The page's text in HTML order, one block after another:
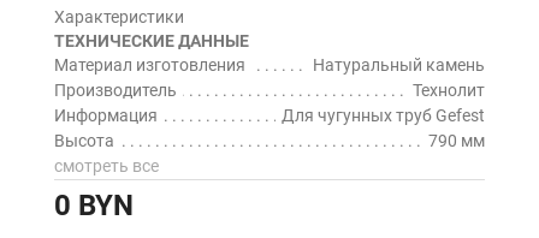
Характеристики
ТЕХНИЧЕСКИЕ ДАННЫЕ
Материал изготовления
Натуральный камень
Производитель
Технолит
Информация
Для чугунных труб Gefest
Высота
790 мм
смотреть все
0 BYN